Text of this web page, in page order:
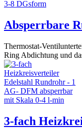
Absperrbare
Thermostat-
Ring Abdichtung und
3-fach